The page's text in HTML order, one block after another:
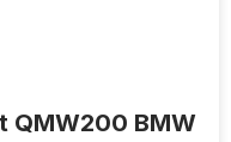
QMW200 BMW